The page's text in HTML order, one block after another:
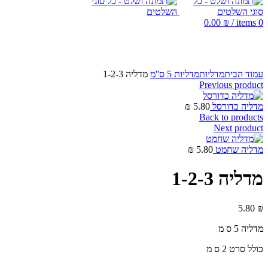
0
items
/
0.00 ₪
עמוד הביתמדליותמדליות 5 ס''מ
מדליה 1-2-3
Previous product
מדליה כדורסל 5.80
₪
Back to products
Next product
מדליה שחמט 5.80
₪
מדליה 1-2-3
5.80 ₪
מדליה 5 ס מ
כולל סרט 2 ס מ